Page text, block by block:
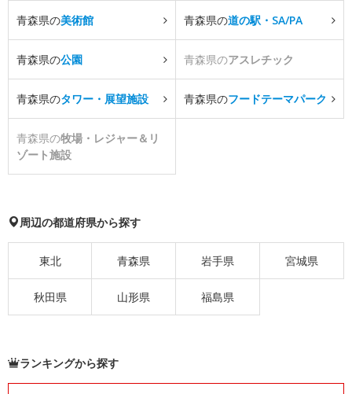
青森県の美術館 青森県の道の駅・SA/PA
青森県の公園 青森県のアスレチック
青森県のタワー・展望施設 青森県のフードテーマパーク
青森県の牧場・レジャー＆リ
ゾート施設
周辺の都道府県から探す
東北 青森県 岩手県 宮城県
秋田県 山形県 福島県
ランキングから探す